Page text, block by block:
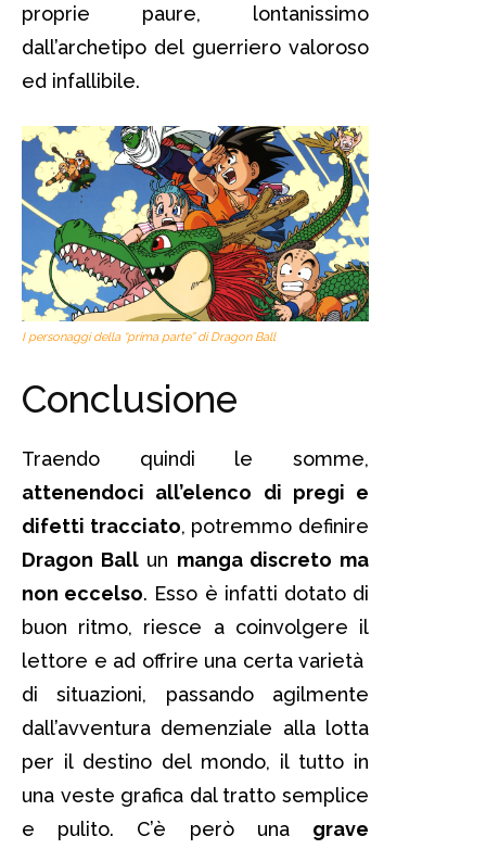
proprie paure, lontanissimo
dall’archetipo del guerriero valoroso
ed infallibile.
I personaggi della “prima parte” di Dragon Ball
Conclusione
Traendo quindi le somme,
attenendoci all’elenco di pregi e
difetti tracciato, potremmo definire
Dragon Ballun manga discreto ma
non eccelso. Esso è infatti dotato di
buon ritmo, riesce a coinvolgere il
lettore e ad offrire una certa varietà
di situazioni, passando agilmente
dall’avventura demenziale alla lotta
per il destino del mondo, il tutto in
una veste grafica dal tratto semplice
e pulito. C’è però una grave